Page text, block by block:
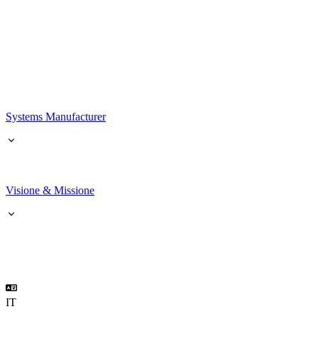
Systems Manufacturer
Visione & Missione
IT